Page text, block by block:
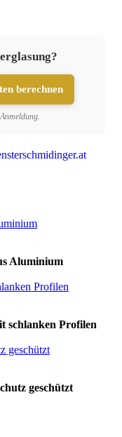
berechnen
Aluminium
schlanken Profilen
geschützt